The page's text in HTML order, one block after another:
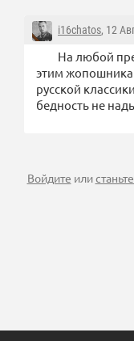
i16chatos, 12
На любой
этим
русской
бедность не
Войдите или